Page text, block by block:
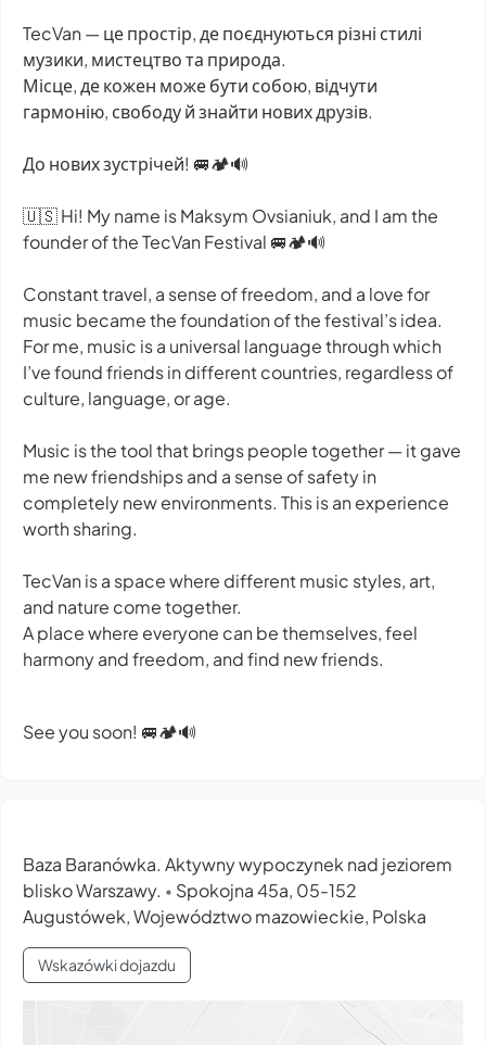
TecVan — це простір, де поєднуються різні стилі
музики, мистецтво та природа.
Місце, де кожен може бути собою, відчути
гармонію, свободу й знайти нових друзів.
До нових зустрічей! 🚐🏕️🔊
🇺🇸 Hi! My name is Maksym Ovsianiuk, and I am the
founder of the TecVan Festival 🚐🏕️🔊
Constant travel, a sense of freedom, and a love for
music became the foundation of the festival’s idea.
For me, music is a universal language through which
I’ve found friends in different countries, regardless of
culture, language, or age.
Music is the tool that brings people together — it gave
me new friendships and a sense of safety in
completely new environments. This is an experience
worth sharing.
TecVan is a space where different music styles, art,
and nature come together.
A place where everyone can be themselves, feel
harmony and freedom, and find new friends.
See you soon! 🚐🏕️🔊
Baza Baranówka. Aktywny wypoczynek nad jeziorem
blisko Warszawy. • Spokojna 45a, 05-152
Augustówek, Województwo mazowieckie, Polska
Wskazówki dojazdu